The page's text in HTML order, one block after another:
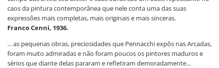
caos da pintura contemporânea que nele conta uma das suas
expressões mais completas, mais originais e mais sinceras.
Franco Cenni, 1936.
... as pequenas obras, preciosidades que Pennacchi expôs nas Arcadas,
foram muito admiradas e não foram poucos os pintores maduros e
sérios que diante delas pararam e refletiram demoradamente...